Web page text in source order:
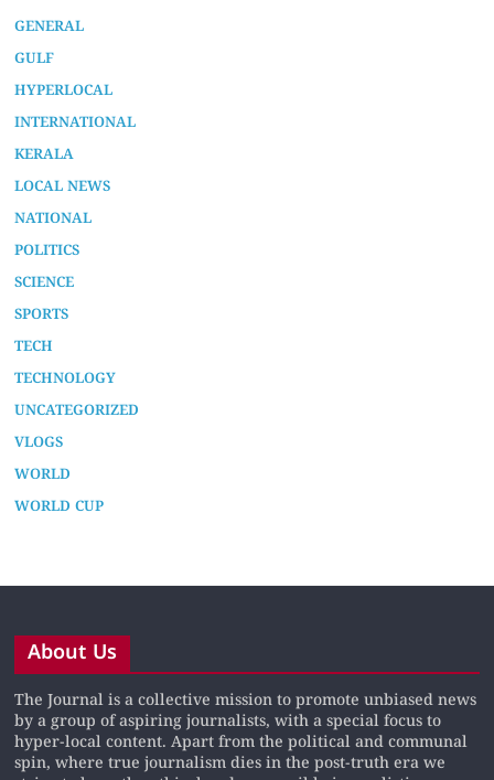
GENERAL
GULF
HYPERLOCAL
INTERNATIONAL
KERALA
LOCAL NEWS
NATIONAL
POLITICS
SCIENCE
SPORTS
TECH
TECHNOLOGY
UNCATEGORIZED
VLOGS
WORLD
WORLD CUP
About Us
The Journal is a collective mission to promote unbiased news
by a group of aspiring journalists, with a special focus to
hyper-local content. Apart from the political and communal
spin, where true journalism dies in the post-truth era we